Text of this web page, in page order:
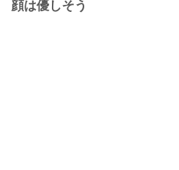
顔は優しそう